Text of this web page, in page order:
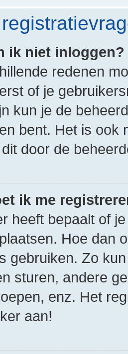
ik niet inloggen?
redenen
of je
kun je de
bent. Het is ook
door de
ik me
heeft bepaalt of
Hoe dan
gebruiken. Zo
sturen, andere
enz. Het
aan!